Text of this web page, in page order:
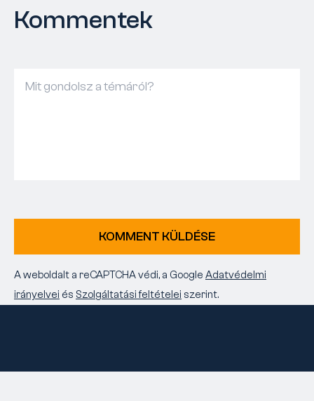
Kommentek
KOMMENT KÜLDÉSE
A weboldalt a reCAPTCHA védi, a Google Adatvédelmi
irányelvei és Szolgáltatási feltételei szerint.